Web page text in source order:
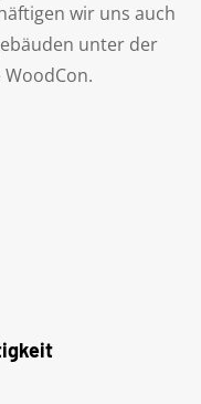
wir uns auch
unter der